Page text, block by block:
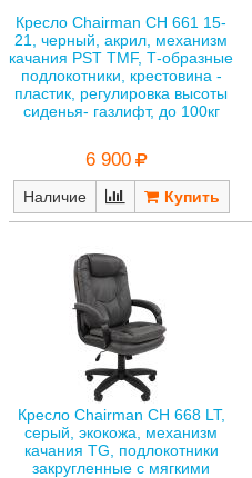
Кресло Chairman CH 661 15-
21, черный, акрил, механизм
качания PST TMF, Т-образные
подлокотники, крестовина -
пластик, регулировка высоты
сиденья- газлифт, до 100кг
6 900
Наличие
Кресло Chairman CH 668 LT,
серый, экокожа, механизм
качания TG, подлокотники
закругленные с мягкими